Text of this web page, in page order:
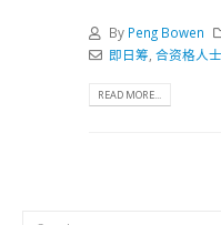
By Peng Bowen
即日筹 合资格人士
READ MORE...